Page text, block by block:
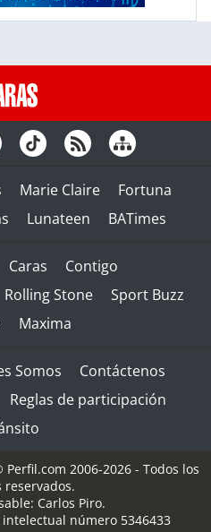
Marie Claire
Fortuna
Lunateen BATimes
Caras
Contigo
Rolling Stone
Sport Buzz
Maxima
Somos
Contáctenos
Reglas de participación
Perfil.com 2006-2026 - Todos los
reservados.
Carlos Piro.
número 5346433